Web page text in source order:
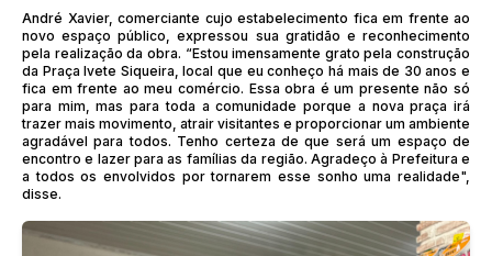
André Xavier, comerciante cujo estabelecimento fica em frente ao
novo espaço público, expressou sua gratidão e reconhecimento
pela realização da obra. “Estou imensamente grato pela construção
da Praça Ivete Siqueira, local que eu conheço há mais de 30 anos e
fica em frente ao meu comércio. Essa obra é um presente não só
para mim, mas para toda a comunidade porque a nova praça irá
trazer mais movimento, atrair visitantes e proporcionar um ambiente
agradável para todos. Tenho certeza de que será um espaço de
encontro e lazer para as famílias da região. Agradeço à Prefeitura e
a todos os envolvidos por tornarem esse sonho uma realidade",
disse.